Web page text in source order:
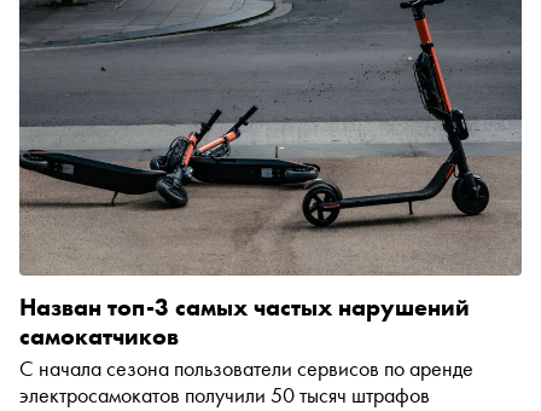
Назван топ-3 самых частых нарушений
самокатчиков
С начала сезона пользователи сервисов по аренде
электросамокатов получили 50 тысяч штрафов